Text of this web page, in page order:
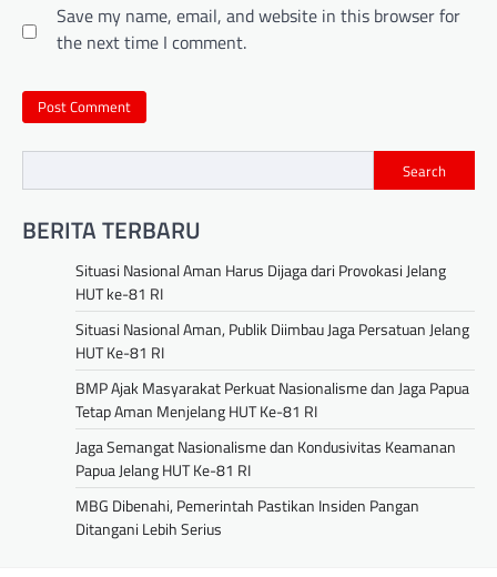
Save my name, email, and website in this browser for
the next time I comment.
Search
BERITA TERBARU
Situasi Nasional Aman Harus Dijaga dari Provokasi Jelang
HUT ke-81 RI
Situasi Nasional Aman, Publik Diimbau Jaga Persatuan Jelang
HUT Ke-81 RI
BMP Ajak Masyarakat Perkuat Nasionalisme dan Jaga Papua
Tetap Aman Menjelang HUT Ke-81 RI
Jaga Semangat Nasionalisme dan Kondusivitas Keamanan
Papua Jelang HUT Ke-81 RI
MBG Dibenahi, Pemerintah Pastikan Insiden Pangan
Ditangani Lebih Serius